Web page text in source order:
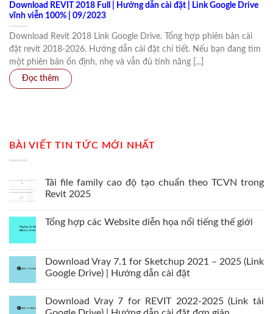
Download REVIT 2018 Full | Hướng dẫn cài đặt | Link Google Drive
vĩnh viễn 100% | 09/2023
Download Revit 2018 Link Google Drive. Tổng hợp phiên bản cài
đặt revit 2018-2026. Hướng dẫn cài đặt chi tiết. Nếu bạn đang tìm
một phiên bản ổn định, nhẹ và vẫn đủ tính năng [...]
BÀI VIẾT TIN TỨC MỚI NHẤT
Tải file family cao độ tạo chuẩn theo TCVN trong
Revit 2025
Tổng hợp các Website diễn họa nổi tiếng thế giới
Download Vray 7.1 for Sketchup 2021 – 2025 (Link
Google Drive) | Hướng dẫn cài đặt
Download Vray 7 for REVIT 2022-2025 (Link tải